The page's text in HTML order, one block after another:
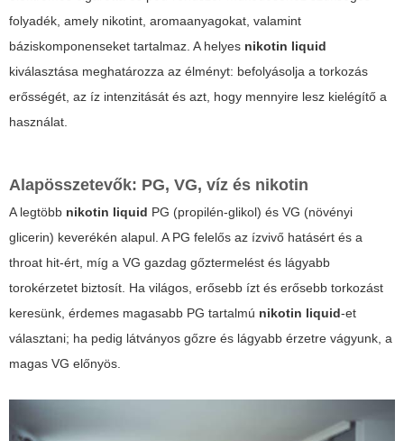
folyadék, amely nikotint, aromaanyagokat, valamint
báziskomponenseket tartalmaz. A helyes nikotin liquid
kiválasztása meghatározza az élményt: befolyásolja a torkozás
erősségét, az íz intenzitását és azt, hogy mennyire lesz kielégítő a
használat.
Alapösszetevők: PG, VG, víz és nikotin
A legtöbb nikotin liquid PG (propilén-glikol) és VG (növényi
glicerin) keverékén alapul. A PG felelős az ízvivő hatásért és a
throat hit-ért, míg a VG gazdag gőztermelést és lágyabb
torokérzetet biztosít. Ha világos, erősebb ízt és erősebb torkozást
keresünk, érdemes magasabb PG tartalmú nikotin liquid-et
választani; ha pedig látványos gőzre és lágyabb érzetre vágyunk, a
magas VG előnyös.